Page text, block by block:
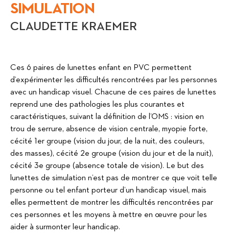
SIMULATION
CLAUDETTE KRAEMER
Ces 6 paires de lunettes enfant en PVC permettent
d’expérimenter les difficultés rencontrées par les personnes
avec un handicap visuel. Chacune de ces paires de lunettes
reprend une des pathologies les plus courantes et
caractéristiques, suivant la définition de l’OMS : vision en
trou de serrure, absence de vision centrale, myopie forte,
cécité 1er groupe (vision du jour, de la nuit, des couleurs,
des masses), cécité 2e groupe (vision du jour et de la nuit),
cécité 3e groupe (absence totale de vision). Le but des
lunettes de simulation n’est pas de montrer ce que voit telle
personne ou tel enfant porteur d’un handicap visuel, mais
elles permettent de montrer les difficultés rencontrées par
ces personnes et les moyens à mettre en œuvre pour les
aider à surmonter leur handicap.